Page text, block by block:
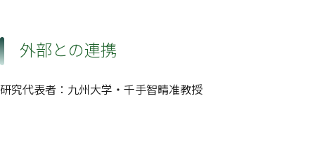
外部との連携
研究代表者：九州大学・千手智晴准教授